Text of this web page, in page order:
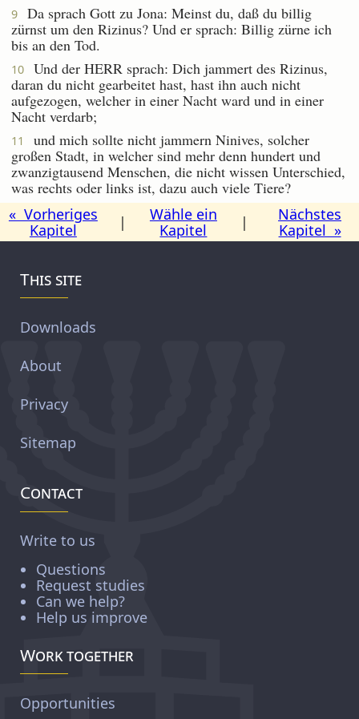
9
Da sprach Gott zu Jona: Meinst du, daß du billig
zürnst um den Rizinus? Und er sprach: Billig zürne ich
bis an den Tod.
10
Und der HERR sprach: Dich jammert des Rizinus,
daran du nicht gearbeitet hast, hast ihn auch nicht
aufgezogen, welcher in einer Nacht ward und in einer
Nacht verdarb;
11
und mich sollte nicht jammern Ninives, solcher
großen Stadt, in welcher sind mehr denn hundert und
zwanzigtausend Menschen, die nicht wissen Unterschied,
was rechts oder links ist, dazu auch viele Tiere?
« Vorheriges
Kapitel
|
Wähle ein
Kapitel
|
Nächstes
Kapitel »
This site
Downloads
About
Privacy
Sitemap
Contact
Write to us
Questions
Request studies
Can we help?
Help us improve
Work together
Opportunities